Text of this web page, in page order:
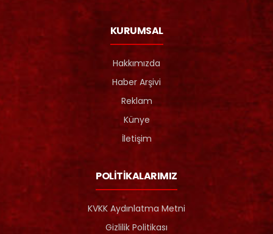
KURUMSAL
Hakkımızda
Haber Arşivi
Reklam
Künye
İletişim
POLİTİKALARIMIZ
KVKK Aydınlatma Metni
Gizlilik Politikası